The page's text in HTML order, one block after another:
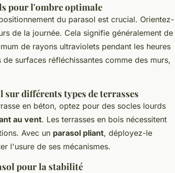
pour l'ombre optimale
du parasol est crucial. Orientez-
de la journée. Cela signifie généralement de
de rayons ultraviolets pendant les heures
surfaces réfléchissantes comme des murs,
différents types de terrasses
en béton, optez pour des socles lourds
au vent. Les terrasses en bois nécessitent
Avec un parasol pliant, déployez-le
l'usure de ses mécanismes.
pour la stabilité